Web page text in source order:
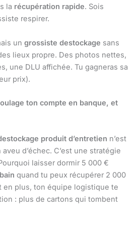
la récupération rapide. Sois
respirer.
un grossiste destockage sans
lieux propre. Des photos nettes,
une DLU affichée. Tu gagneras sa
prix).
ton compte en banque, et
produit d’entretien n’est
d’échec. C’est une stratégie
laisser dormir 5 000 €
quand tu peux récupérer 2 000
en plus, ton équipe logistique te
: plus de cartons qui tombent